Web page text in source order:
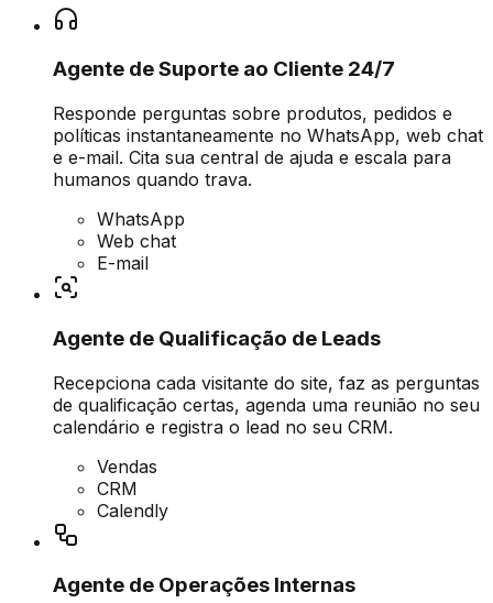
Agente de Suporte ao Cliente 24/7
Responde perguntas sobre produtos, pedidos e
políticas instantaneamente no WhatsApp, web chat
e e-mail. Cita sua central de ajuda e escala para
humanos quando trava.
WhatsApp
Web chat
E-mail
Agente de Qualificação de Leads
Recepciona cada visitante do site, faz as perguntas
de qualificação certas, agenda uma reunião no seu
calendário e registra o lead no seu CRM.
Vendas
CRM
Calendly
Agente de Operações Internas